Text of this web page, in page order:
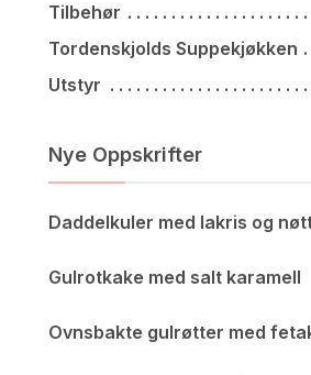
Tilbehør
Tordenskjolds Suppekjøkken
Utstyr
Nye Oppskrifter
Daddelkuler med lakris og
Gulrotkake med salt karamell
Ovnsbakte gulrøtter med